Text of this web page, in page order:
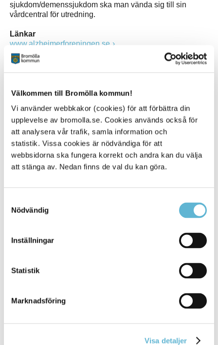
Välkommen till Bromölla kommun!
Vi använder webbkakor (cookies) för att förbättra din
upplevelse av bromolla.se. Cookies används också för
att analysera vår trafik, samla information och
statistik. Vissa cookies är nödvändiga för att
webbsidorna ska fungera korrekt och andra kan du välja
att stänga av. Nedan finns de val du kan göra.
Nödvändig
Inställningar
Statistik
Marknadsföring
Visa detaljer
sjukdom/demenssjukdom ska man vända sig till sin
vårdcentral för utredning.
Länkar
www.alzheimerforeningen.se
www.alzheimerfonden.se
unganhorig.se
Kontakt
sofie.block@bromolla.se
Sidan senast uppdaterad: